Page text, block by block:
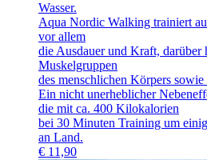
Wasser.
Aqua Nordic Walking trainiert
vor allem
die Ausdauer und Kraft, darüber
Muskelgruppen
des menschlichen Körpers
Ein nicht unerheblicher
die mit ca. 400 Kilokalorien
bei 30 Minuten Training um
an Land.
€ 11,90